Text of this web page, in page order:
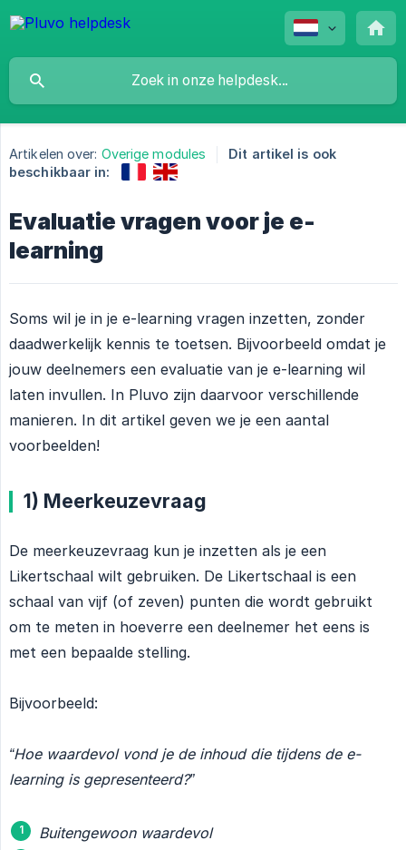
Artikelen over: Overige modules
Dit artikel is ook
beschikbaar in:
Evaluatie vragen voor je e-
learning
Soms wil je in je e-learning vragen inzetten, zonder
daadwerkelijk kennis te toetsen. Bijvoorbeeld omdat je
jouw deelnemers een evaluatie van je e-learning wil
laten invullen. In Pluvo zijn daarvoor verschillende
manieren. In dit artikel geven we je een aantal
voorbeelden!
1) Meerkeuzevraag
De meerkeuzevraag kun je inzetten als je een
Likertschaal wilt gebruiken. De Likertschaal is een
schaal van vijf (of zeven) punten die wordt gebruikt
om te meten in hoeverre een deelnemer het eens is
met een bepaalde stelling.
Bijvoorbeeld:
“Hoe waardevol vond je de inhoud die tijdens de e-
learning is gepresenteerd?”
Buitengewoon waardevol